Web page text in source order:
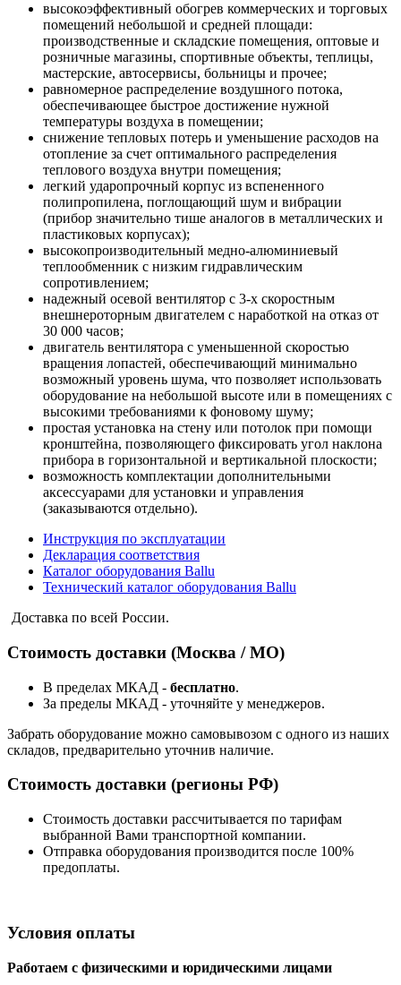
высокоэффективный обогрев коммерческих и торговых
помещений небольшой и средней площади:
производственные и складские помещения, оптовые и
розничные магазины, спортивные объекты, теплицы,
мастерские, автосервисы, больницы и прочее;
равномерное распределение воздушного потока,
обеспечивающее быстрое достижение нужной
температуры воздуха в помещении;
снижение тепловых потерь и уменьшение расходов на
отопление за счет оптимального распределения
теплового воздуха внутри помещения;
легкий ударопрочный корпус из вспененного
полипропилена, поглощающий шум и вибрации
(прибор значительно тише аналогов в металлических и
пластиковых корпусах);
высокопроизводительный медно-алюминиевый
теплообменник с низким гидравлическим
сопротивлением;
надежный осевой вентилятор с 3-х скоростным
внешнероторным двигателем с наработкой на отказ от
30 000 часов;
двигатель вентилятора с уменьшенной скоростью
вращения лопастей, обеспечивающий минимально
возможный уровень шума, что позволяет использовать
оборудование на небольшой высоте или в помещениях с
высокими требованиями к фоновому шуму;
простая установка на стену или потолок при помощи
кронштейна, позволяющего фиксировать угол наклона
прибора в горизонтальной и вертикальной плоскости;
возможность комплектации дополнительными
аксессуарами для установки и управления
(заказываются отдельно).
Инструкция по эксплуатации
Декларация соответствия
Каталог оборудования Ballu
Технический каталог оборудования Ballu
Доставка по всей России.
Стоимость доставки (Москва / МО)
В пределах МКАД - бесплатно.
За пределы МКАД - уточняйте у менеджеров.
Забрать оборудование можно самовывозом с одного из наших
складов, предварительно уточнив наличие.
Стоимость доставки (регионы РФ)
Стоимость доставки рассчитывается по тарифам
выбранной Вами транспортной компании.
Отправка оборудования производится после 100%
предоплаты.
Условия оплаты
Работаем с физическими и юридическими лицами